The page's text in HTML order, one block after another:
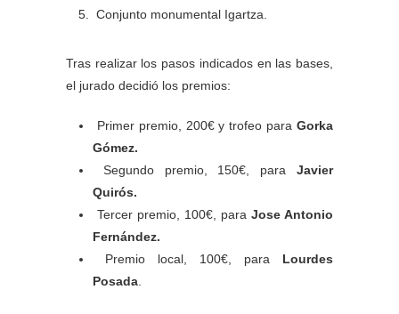
Conjunto monumental Igartza.
Tras realizar los pasos indicados en las bases,
el jurado decidió los premios:
Primer premio, 200€ y trofeo para Gorka
Gómez.
Segundo premio, 150€, para Javier
Quirós.
Tercer premio, 100€, para Jose Antonio
Fernández.
Premio local, 100€, para Lourdes
Posada